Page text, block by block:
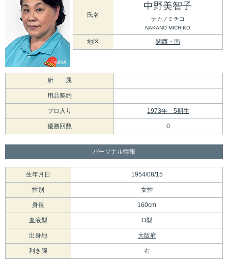
氏名
中野美智子
ナカノミチコ
NAKANO MICHIKO
地区 関西・南
所 属
用品契約
プロ入り 1973年 5期生
優勝回数 0
パーソナル情報
生年月日 1954/08/15
性別 女性
身長 160cm
血液型 O型
出身地 大阪府
利き腕 右